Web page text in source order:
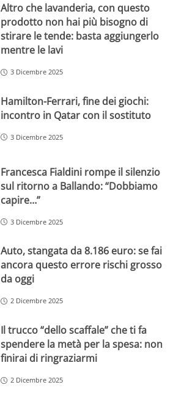
Altro che lavanderia, con questo
prodotto non hai più bisogno di
stirare le tende: basta aggiungerlo
mentre le lavi
3 Dicembre 2025
Hamilton-Ferrari, fine dei giochi:
incontro in Qatar con il sostituto
3 Dicembre 2025
Francesca Fialdini rompe il silenzio
sul ritorno a Ballando: “Dobbiamo
capire…”
3 Dicembre 2025
Auto, stangata da 8.186 euro: se fai
ancora questo errore rischi grosso
da oggi
2 Dicembre 2025
Il trucco “dello scaffale” che ti fa
spendere la metà per la spesa: non
finirai di ringraziarmi
2 Dicembre 2025